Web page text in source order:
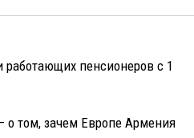
работающих пенсионеров с 1
том, зачем Европе Армения